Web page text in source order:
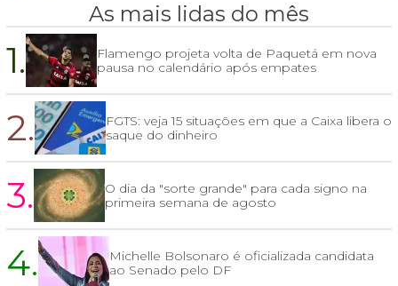
As mais lidas do mês
1.
Flamengo projeta volta de Paquetá em nova
pausa no calendário após empates
2.
FGTS: veja 15 situações em que a Caixa libera o
saque do dinheiro
3.
O dia da "sorte grande" para cada signo na
primeira semana de agosto
4.
Michelle Bolsonaro é oficializada candidata
ao Senado pelo DF